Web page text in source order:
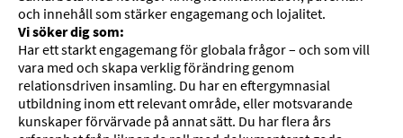
och innehåll som stärker engagemang och lojalitet.
Vi söker dig som:
Har ett starkt engagemang för globala frågor – och som vill
vara med och skapa verklig förändring genom
relationsdriven insamling. Du har en eftergymnasial
utbildning inom ett relevant område, eller motsvarande
kunskaper förvärvade på annat sätt. Du har flera års